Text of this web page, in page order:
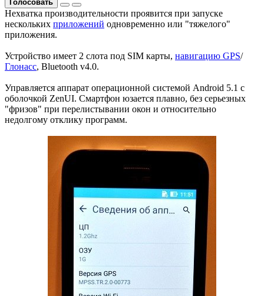
Голосовать
Нехватка производительности проявится при запуске
нескольких приложений одновременно или "тяжелого"
приложения.
Устройство имеет 2 слота под SIM карты, навигацию GPS/
Глонасс, Bluetooth v4.0.
Управляется аппарат операционной системой Android 5.1 с
оболочкой ZenUI. Смартфон юзается плавно, без серьезных
"фризов" при перелистывании окон и относительно
недолгому отклику программ.